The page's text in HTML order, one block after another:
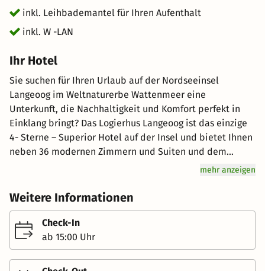
inkl. Leihbademantel für Ihren Aufenthalt
inkl. W -LAN
Ihr Hotel
Sie suchen für Ihren Urlaub auf der Nordseeinsel
Langeoog im Weltnaturerbe Wattenmeer eine
Unterkunft, die Nachhaltigkeit und Komfort perfekt in
Einklang bringt? Das Logierhus Langeoog ist das einzige
4- Sterne – Superior Hotel auf der Insel und bietet Ihnen
neben 36 modernen Zimmern und Suiten und dem
Restaurant Anno 1828 auch einen großzügigen Wellness –
Ihnen erstklassigen Komfort und eine umweltschonende
Inneneinrichtung, das ideale Ambiente für einen
erholsamen Urlaub im UNESCO-Weltnaturerbe
Wattenmeer. Inmitten der friesischen Dorfidylle der
Nordseeinsel Langeoog bietet das klimafreundliche
Wellness-Hotel eine einzigartige Kombination aus
mehr anzeigen
Weitere Informationen
Check-In
ab 15:00 Uhr